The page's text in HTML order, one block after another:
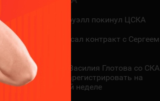
Мак Холлоуэлл покинул ЦСКА
СКА подписал контракт с Сергеем
Контракт Василия Глотова со СКА
должны зарегистрировать на
следующей неделе